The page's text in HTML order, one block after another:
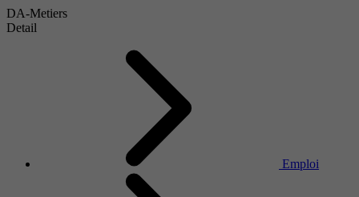
DA-Metiers
Detail
Emploi